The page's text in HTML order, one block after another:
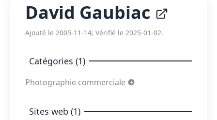
David Gaubiac
Ajouté le 2005-11-14; Vérifié le 2025-01-02.
Catégories (1)
Photographie commerciale
Sites web (1)